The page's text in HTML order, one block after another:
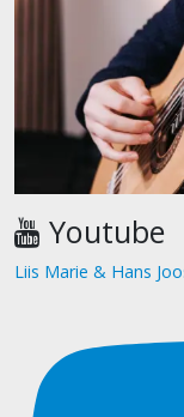
Youtube
Liis Marie & Hans